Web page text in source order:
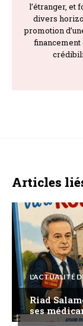
l’étranger, et
divers
promotion
financement
Articles
L'ACTUALITÉ
Riad
ses